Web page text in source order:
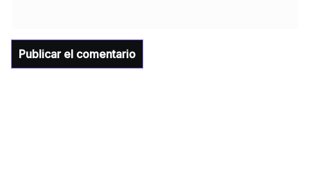
para la Universidad y para el municipio